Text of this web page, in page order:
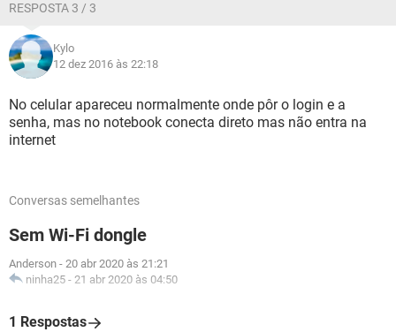
RESPOSTA 3 / 3
Kylo
12 dez 2016 às 22:18
No celular apareceu normalmente onde pôr o login e a
senha, mas no notebook conecta direto mas não entra na
internet
Conversas semelhantes
Sem Wi-Fi dongle
Anderson - 20 abr 2020 às 21:21
ninha25 - 21 abr 2020 às 04:50
1 Respostas